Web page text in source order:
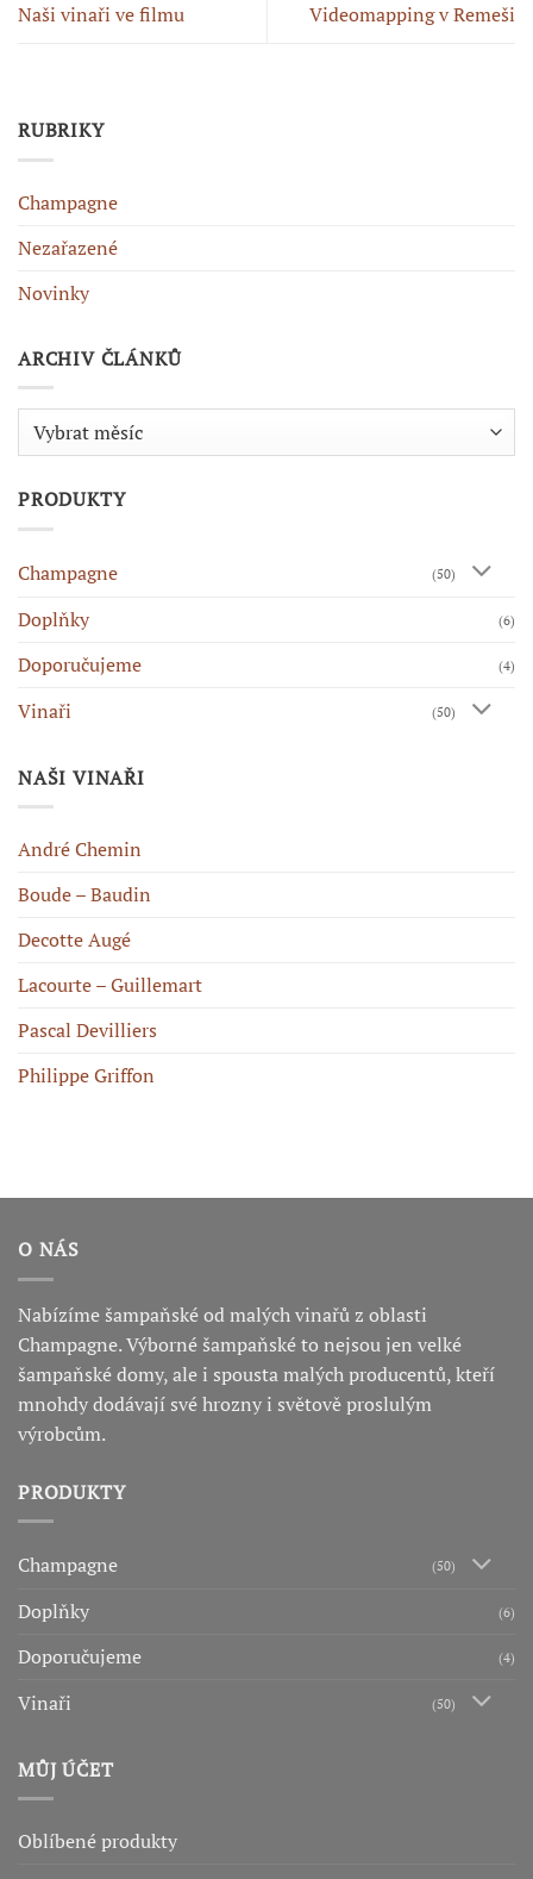
Naši vinaři ve filmu Videomapping v Remeši
RUBRIKY
Champagne
Nezařazené
Novinky
ARCHIV ČLÁNKŮ
Archiv
článků
PRODUKTY
Champagne (50)
Doplňky (6)
Doporučujeme (4)
Vinaři (50)
NAŠI VINAŘI
André Chemin
Boude – Baudin
Decotte Augé
Lacourte – Guillemart
Pascal Devilliers
Philippe Griffon
O NÁS
Nabízíme šampaňské od malých vinařů z oblasti
Champagne. Výborné šampaňské to nejsou jen velké
šampaňské domy, ale i spousta malých producentů, kteří
mnohdy dodávají své hrozny i světově proslulým
výrobcům.
PRODUKTY
Champagne (50)
Doplňky (6)
Doporučujeme (4)
Vinaři (50)
MŮJ ÚČET
Oblíbené produkty